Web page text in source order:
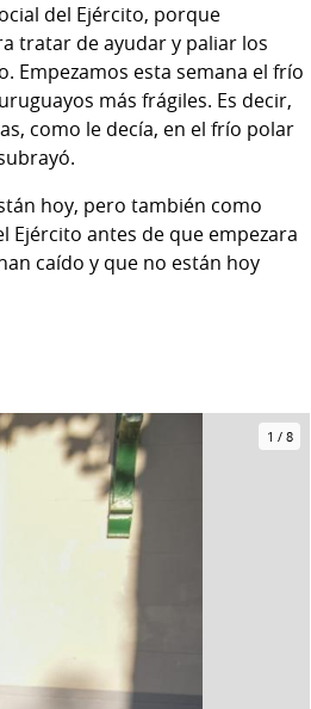
del Ejército, porque
tratar de ayudar y paliar los
Empezamos esta semana el frío
más frágiles. Es decir,
como le decía, en el frío polar
hoy, pero también como
Ejército antes de que empezara
caído y que no están hoy
1 / 8